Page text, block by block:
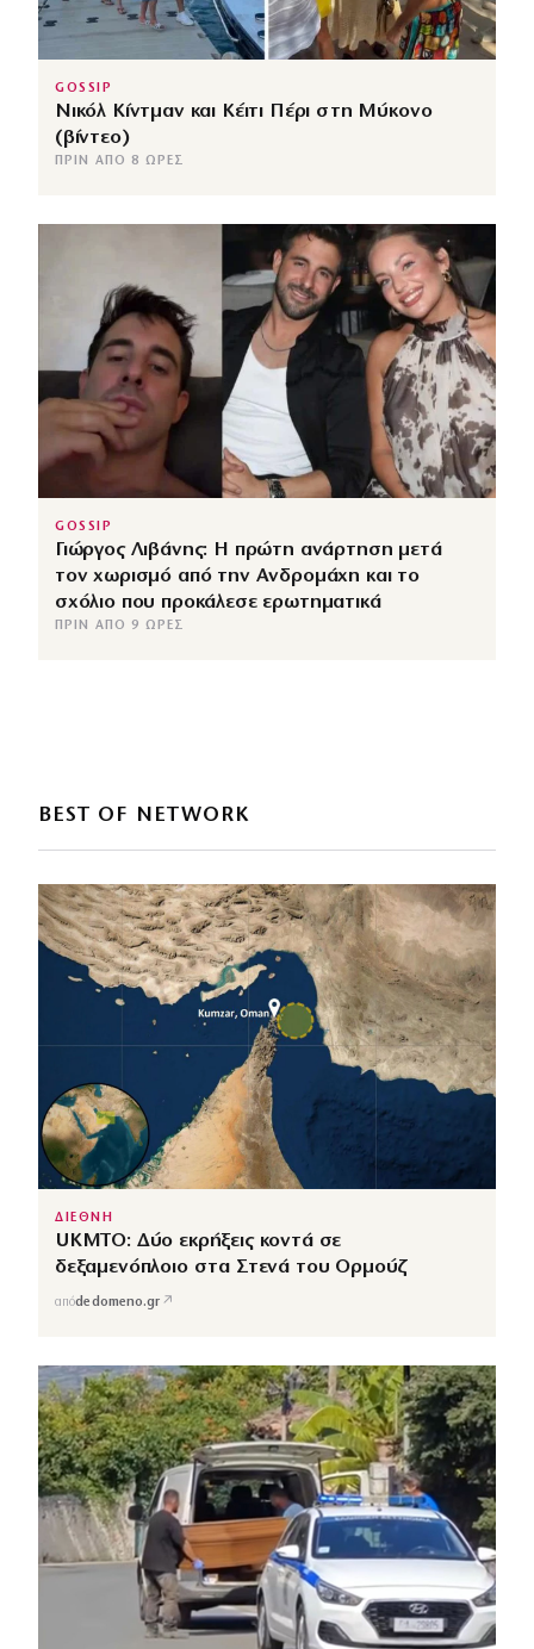
GOSSIP
Νικόλ Κίντμαν και Κέιτι Πέρι στη Μύκονο
(βίντεο)
ΠΡΙΝ ΑΠΌ 8 ΏΡΕΣ
GOSSIP
Γιώργος Λιβάνης: Η πρώτη ανάρτηση μετά
τον χωρισμό από την Ανδρομάχη και το
σχόλιο που προκάλεσε ερωτηματικά
ΠΡΙΝ ΑΠΌ 9 ΏΡΕΣ
BEST OF NETWORK
ΔΙΕΘΝΗ
UKMTO: Δύο εκρήξεις κοντά σε
δεξαμενόπλοιο στα Στενά του Ορμούζ
απόdedomeno.gr ↗